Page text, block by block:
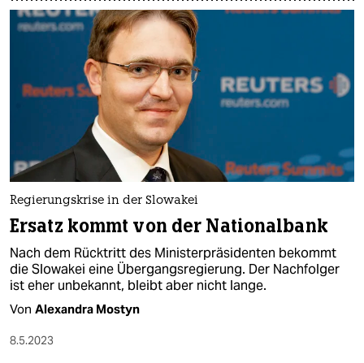
Regierungskrise in der Slowakei
Ersatz kommt von der Nationalbank
Nach dem Rücktritt des Ministerpräsidenten bekommt
die Slowakei eine Übergangsregierung. Der Nachfolger
ist eher unbekannt, bleibt aber nicht lange.
Von Alexandra Mostyn
8.5.2023